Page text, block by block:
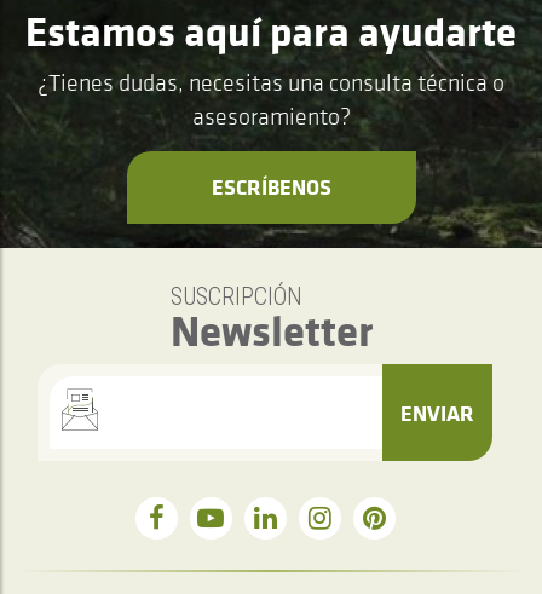
Estamos aquí para ayudarte
¿Tienes dudas, necesitas una consulta técnica o
asesoramiento?
ESCRÍBENOS
SUSCRIPCIÓN
Newsletter
ENVIAR